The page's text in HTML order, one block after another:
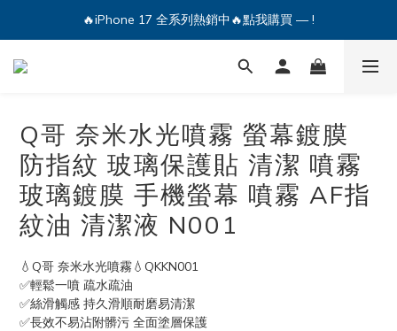
🔥iPhone 17 全系列熱銷中🔥點我購買 — !
🔥iPhone 17 全系列熱銷中🔥點我購買 — !
💕加入Q哥 Line 新好友領優惠券！🎫
Q哥 奈米水光噴霧 螢幕鍍膜
防指紋 玻璃保護貼 清潔 噴霧
玻璃鍍膜 手機螢幕 噴霧 AF指
紋油 清潔液 N001
💧Q哥 奈米水光噴霧💧QKKN001
✅輕鬆一噴 疏水疏油
✅絲滑觸感 持久滑順耐磨易清潔
✅長效不易沾附髒污 全面塗層保護